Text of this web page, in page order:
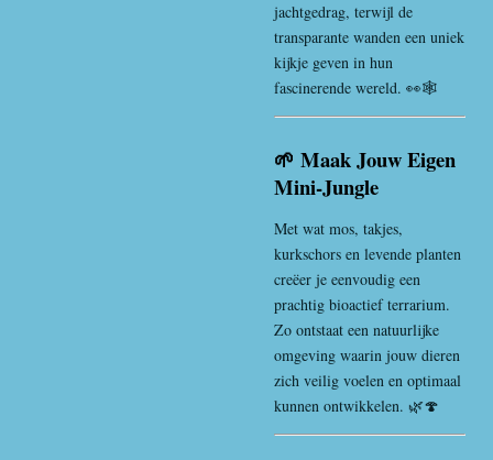
jachtgedrag, terwijl de
transparante wanden een uniek
kijkje geven in hun
fascinerende wereld. 👀🕸️
🌱 Maak Jouw Eigen
Mini-Jungle
Met wat mos, takjes,
kurkschors en levende planten
creëer je eenvoudig een
prachtig bioactief terrarium.
Zo ontstaat een natuurlijke
omgeving waarin jouw dieren
zich veilig voelen en optimaal
kunnen ontwikkelen. 🌿🍄